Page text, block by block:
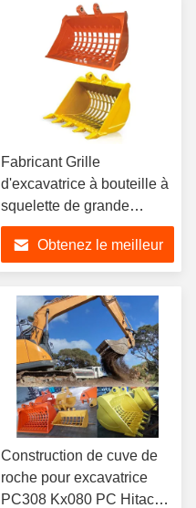
Fabricant Grille
d'excavatrice à bouteille à
squelette de grande
quantité de haute qualité
pour PC320, SK200,
ZX60, PC60 et autres
Obtenez le meilleur
Construction de cuve de
roche pour excavatrice
PC308 Kx080 PC Hitachi